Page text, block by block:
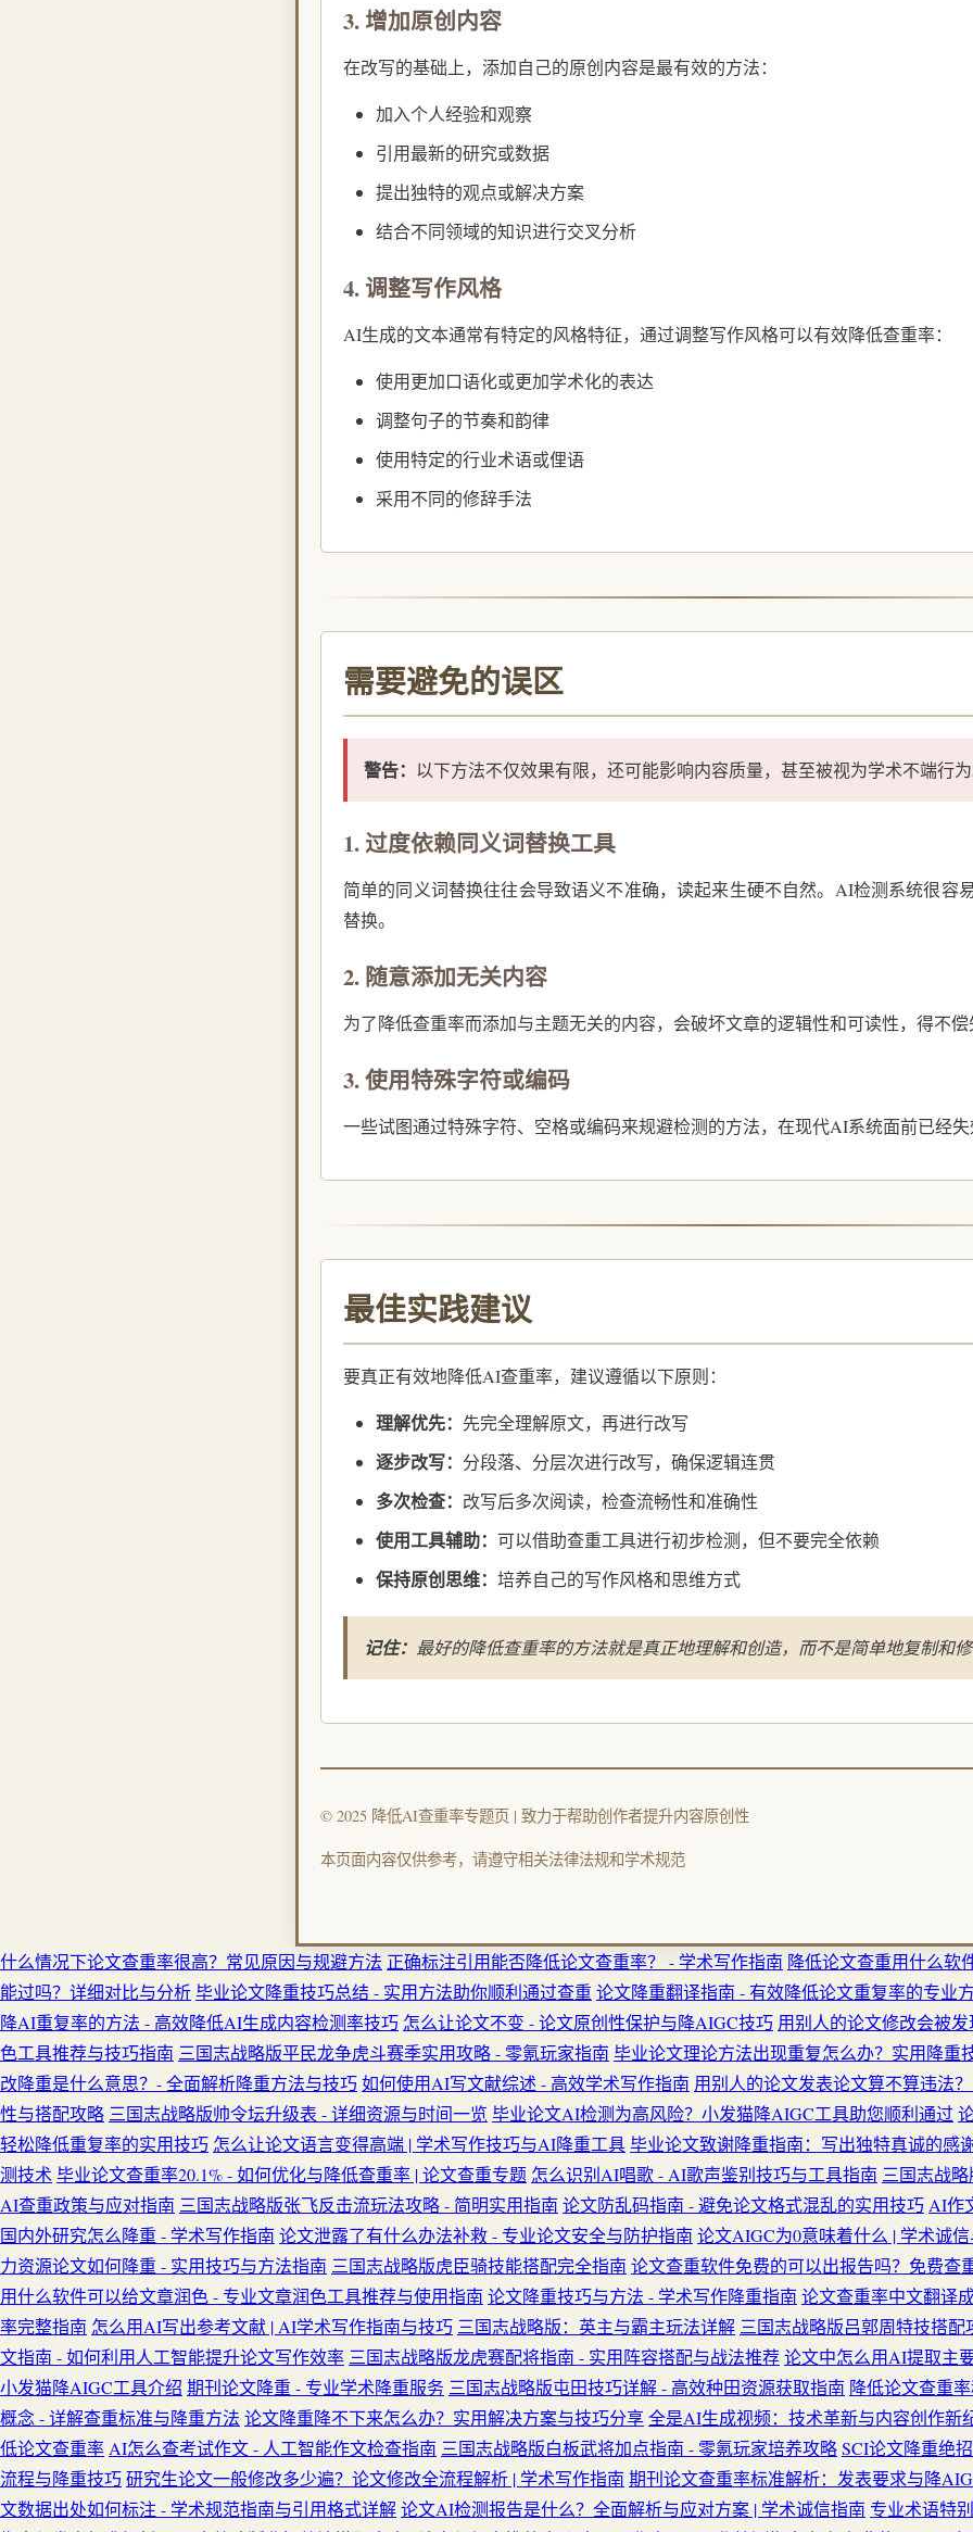
3. 增加原创内容
在改写的基础上，添加自己的原创内容是最有效的方法：
加入个人经验和观察
引用最新的研究或数据
提出独特的观点或解决方案
结合不同领域的知识进行交叉分析
4. 调整写作风格
AI生成的文本通常有特定的风格特征，通过调整写作风格可以有效降低查重率：
使用更加口语化或更加学术化的表达
调整句子的节奏和韵律
使用特定的行业术语或俚语
采用不同的修辞手法
需要避免的误区
警告： 以下方法不仅效果有限，还可能影响内容质量，甚至被视为学术不端行
1. 过度依赖同义词替换工具
简单的同义词替换往往会导致语义不准确，读起来生硬不自然。AI检测系统很容
替换。
2. 随意添加无关内容
为了降低查重率而添加与主题无关的内容，会破坏文章的逻辑性和可读性，得不
3. 使用特殊字符或编码
一些试图通过特殊字符、空格或编码来规避检测的方法，在现代AI系统面前已经
最佳实践建议
要真正有效地降低AI查重率，建议遵循以下原则：
理解优先： 先完全理解原文，再进行改写
逐步改写： 分段落、分层次进行改写，确保逻辑连贯
多次检查： 改写后多次阅读，检查流畅性和准确性
使用工具辅助： 可以借助查重工具进行初步检测，但不要完全依赖
保持原创思维： 培养自己的写作风格和思维方式
记住： 最好的降低查重率的方法就是真正地理解和创造，而不是简单地复制和
© 2025 降低AI查重率专题页 | 致力于帮助创作者提升内容原创性
本页面内容仅供参考，请遵守相关法律法规和学术规范
什么情况下论文查重率很高？常见原因与规避方法 正确标注引用能否降低论文查重率？ - 学术写作指南 降低论文查重用什么软
能过吗？详细对比与分析毕业论文降重技巧总结 - 实用方法助你顺利通过查重论文降重翻译指南 - 有效降低论文重复率的专业
降AI重复率的方法 - 高效降低AI生成内容检测率技巧 怎么让论文不变 - 论文原创性保护与降AIGC技巧 用别人的论文修改会被
色工具推荐与技巧指南 三国志战略版平民龙争虎斗赛季实用攻略 - 零氪玩家指南 毕业论文理论方法出现重复怎么办？实用降重
改降重是什么意思？- 全面解析降重方法与技巧如何使用AI写文献综述 - 高效学术写作指南 用别人的论文发表论文算不算违法
性与搭配攻略 三国志战略版帅令坛升级表 - 详细资源与时间一览 毕业论文AI检测为高风险？小发猫降AIGC工具助您顺利通过
轻松降低重复率的实用技巧 怎么让论文语言变得高端 | 学术写作技巧与AI降重工具毕业论文致谢降重指南：写出独特真诚的感
测技术毕业论文查重率20.1% - 如何优化与降低查重率 | 论文查重专题 怎么识别AI唱歌 - AI歌声鉴别技巧与工具指南 三国志战
AI查重政策与应对指南 三国志战略版张飞反击流玩法攻略 - 简明实用指南 论文防乱码指南 - 避免论文格式混乱的实用技巧 AI作
国内外研究怎么降重 - 学术写作指南 论文泄露了有什么办法补救 - 专业论文安全与防护指南 论文AIGC为0意味着什么 | 学术诚
力资源论文如何降重 - 实用技巧与方法指南 三国志战略版虎臣骑技能搭配完全指南 论文查重软件免费的可以出报告吗？免费查
用什么软件可以给文章润色 - 专业文章润色工具推荐与使用指南 论文降重技巧与方法 - 学术写作降重指南 论文查重率中文翻译
率完整指南 怎么用AI写出参考文献 | AI学术写作指南与技巧 三国志战略版：英主与霸主玩法详解 三国志战略版吕郭周特技搭配
文指南 - 如何利用人工智能提升论文写作效率 三国志战略版龙虎赛配将指南 - 实用阵容搭配与战法推荐论文中怎么用AI提取主
小发猫降AIGC工具介绍 期刊论文降重 - 专业学术降重服务 三国志战略版屯田技巧详解 - 高效种田资源获取指南 降低论文查重
概念 - 详解查重标准与降重方法 论文降重降不下来怎么办？实用解决方案与技巧分享全是AI生成视频：技术革新与内容创作新
低论文查重率 AI怎么查考试作文 - 人工智能作文检查指南 三国志战略版白板武将加点指南 - 零氪玩家培养攻略SCI论文降重绝
流程与降重技巧研究生论文一般修改多少遍？论文修改全流程解析 | 学术写作指南 期刊论文查重率标准解析：发表要求与降
文数据出处如何标注 - 学术规范指南与引用格式详解论文AI检测报告是什么？全面解析与应对方案 | 学术诚信指南 专业术语特